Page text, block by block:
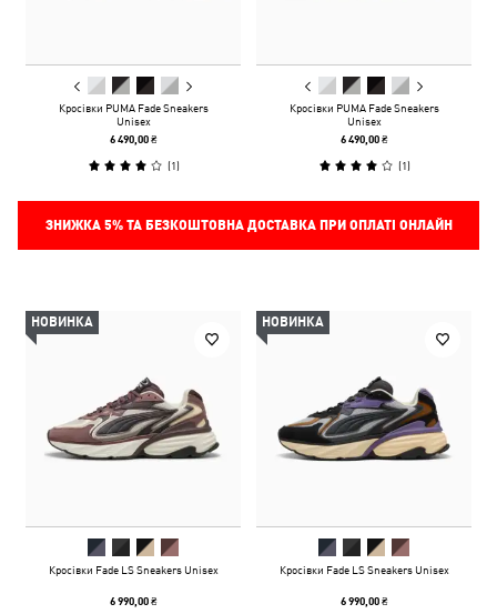
Кросівки PUMA Fade Sneakers
Unisex
6 490,00 ₴
(1)
Кросівки PUMA Fade Sneakers
Unisex
6 490,00 ₴
(1)
ЗНИЖКА 5%ТА БЕЗКОШТОВНА ДОСТАВКА ПРИ ОПЛАТІ ОНЛАЙН
НОВИНКА
Кросівки Fade LS Sneakers Unisex
6 990,00 ₴
НОВИНКА
Кросівки Fade LS Sneakers Unisex
6 990,00 ₴